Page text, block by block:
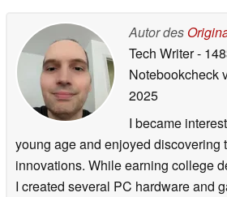
Autor des
Tech Writer-
Notebookcheck
2025
I became
young age and enjoyed discovering
innovations. While earning college
I created several PC hardware and